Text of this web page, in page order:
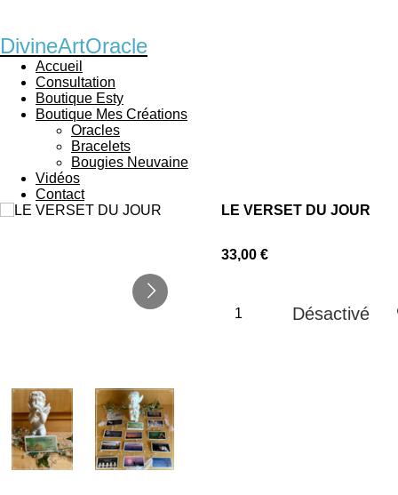
DivineArtOracle
Accueil
Consultation
Boutique Esty
Boutique Mes Créations
Oracles
Bracelets
Bougies Neuvaine
Vidéos
Contact
LE VERSET DU JOUR
33,00 €
Désactivé